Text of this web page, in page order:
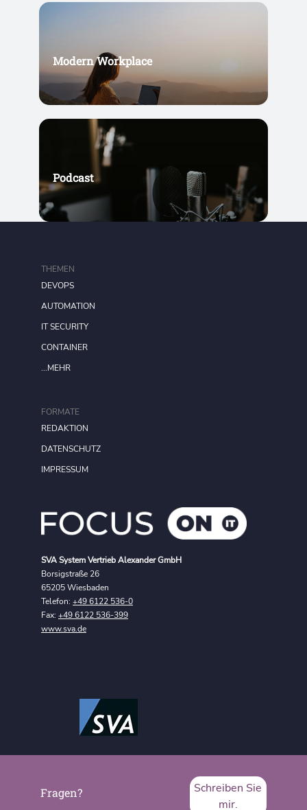
Modern Workplace
Podcast
Fragen?
Schreiben Sie
mir.
SVA System Vertrieb Alexander GmbH
Borsigstraße 26
65205 Wiesbaden
Telefon: +49 6122 536-0
Fax: +49 6122 536-399
www.sva.de
FORMATE
REDAKTION
DATENSCHUTZ
IMPRESSUM
THEMEN
DEVOPS
AUTOMATION
IT SECURITY
CONTAINER
...MEHR